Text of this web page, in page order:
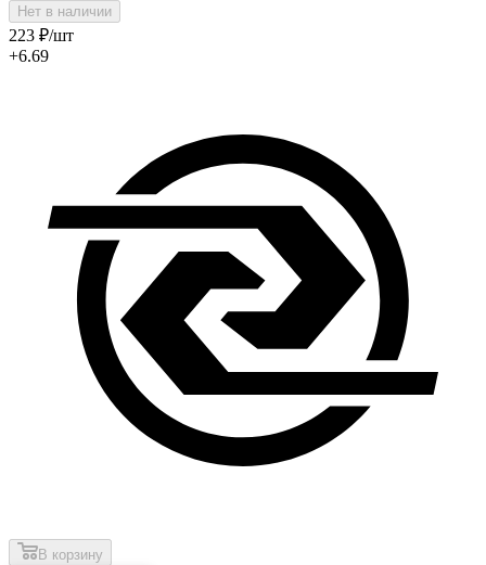
Нет в наличии
223 ₽/шт
+6.69
В корзину